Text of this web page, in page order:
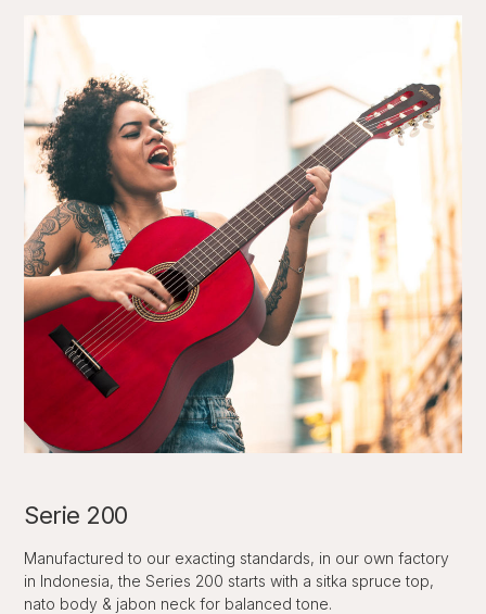
Serie 200
Manufactured to our exacting standards, in our own factory
in Indonesia, the Series 200 starts with a sitka spruce top,
nato body & jabon neck for balanced tone.